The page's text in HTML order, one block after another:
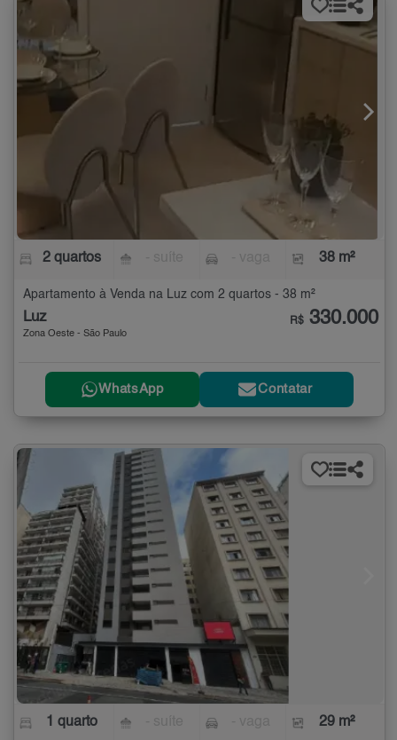
2 quartos 38 m²
Apartamento à Venda na Luz com 2 quartos - 38 m²
Luz
Zona Oeste - São Paulo
R$ 330.000
WhatsApp Contatar
1 quarto 29 m²